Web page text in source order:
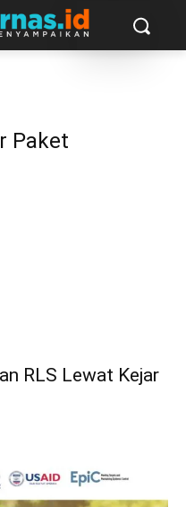
Paket
RLS Lewat Kejar